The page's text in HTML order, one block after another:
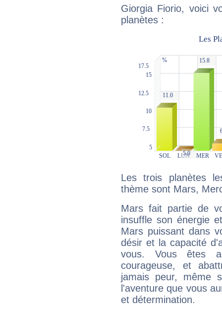
Giorgia Fiorio, voici
planètes :
Les trois planètes
thème sont Mars,
Mars fait partie de
insuffle son énergie
Mars puissant dans
désir et la capacité
vous. Vous êtes
courageuse, et
jamais peur, même
l'aventure que vous
et détermination.